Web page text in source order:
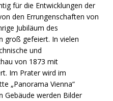
für die Entwicklungen der
den Errungenschaften von
Jubiläum des
groß gefeiert. In vielen
und
von 1873 mit
Im Prater wird im
„Panorama Vienna“
Gebäude werden Bilder